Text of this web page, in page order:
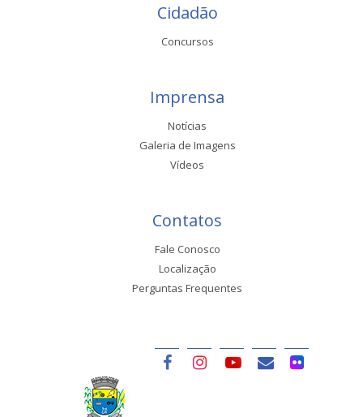
Cidadão
Concursos
Imprensa
Notícias
Galeria de Imagens
Vídeos
Contatos
Fale Conosco
Localização
Perguntas Frequentes